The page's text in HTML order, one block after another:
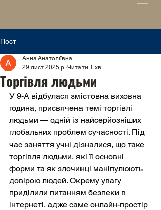
Пост
Торгівля людьми
Анна Анатоліївна
29 лист. 2025 р. Читати 1 хв
У 9-А відбулася змістовна виховна
година, присвячена темі торгівлі
людьми — одній із найсерйозніших
глобальних проблем сучасності. Під
час заняття учні дізналися, що таке
торгівля людьми, які її основні
форми та як злочинці маніпулюють
довірою людей. Окрему увагу
приділили питанням безпеки в
інтернеті, адже саме онлайн-простір